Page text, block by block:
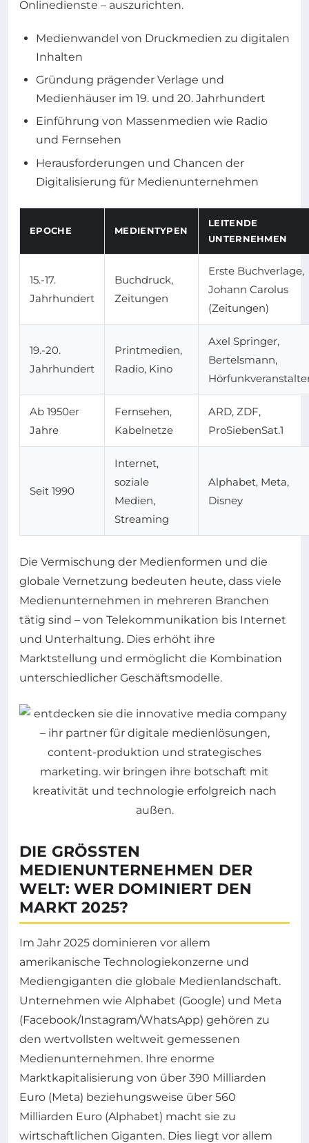
Onlinedienste – auszurichten.
Medienwandel von Druckmedien zu digitalen
Inhalten
Gründung prägender Verlage und
Medienhäuser im 19. und 20. Jahrhundert
Einführung von Massenmedien wie Radio
und Fernsehen
Herausforderungen und Chancen der
Digitalisierung für Medienunternehmen
EPOCHE MEDIENTYPEN
LEITENDE
UNTERNEHMEN
15.-17.
Jahrhundert
Buchdruck,
Zeitungen
Erste Buchverlage,
Johann Carolus
(Zeitungen)
19.-20.
Jahrhundert
Printmedien,
Radio, Kino
Axel Springer,
Bertelsmann,
Ab 1950er
Jahre
Fernsehen,
Kabelnetze
ARD, ZDF,
ProSiebenSat.1
Seit 1990
Internet,
soziale
Medien,
Streaming
Alphabet, Meta,
Disney
Die Vermischung der Medienformen und die
globale Vernetzung bedeuten heute, dass viele
Medienunternehmen in mehreren Branchen
tätig sind – von Telekommunikation bis Internet
und Unterhaltung. Dies erhöht ihre
Marktstellung und ermöglicht die Kombination
unterschiedlicher Geschäftsmodelle.
DIE GRÖSSTEN M
EDIENUNTERNEHMEN DER W
ELT: WER DOMINIERT DEN M
ARKT 2025?
Im Jahr 2025 dominieren vor allem
amerikanische Technologiekonzerne und
Mediengiganten die globale Medienlandschaft.
Unternehmen wie Alphabet (Google) und Meta
(Facebook/Instagram/WhatsApp) gehören zu
den wertvollsten weltweit gemessenen
Medienunternehmen. Ihre enorme
Marktkapitalisierung von über 390 Milliarden
Euro (Meta) beziehungsweise über 560
Milliarden Euro (Alphabet) macht sie zu
wirtschaftlichen Giganten. Dies liegt vor allem